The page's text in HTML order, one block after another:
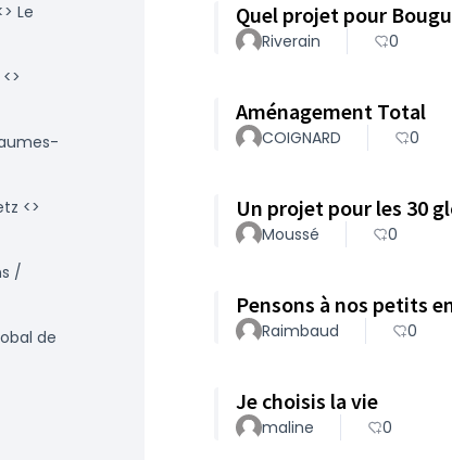
Quel projet pour
Riverain 0
Aménagement Total
COIGNARD 0
Un projet pour les 30
Moussé 0
Pensons à nos petits
Raimbaud 0
Je choisis la vie
maline 0